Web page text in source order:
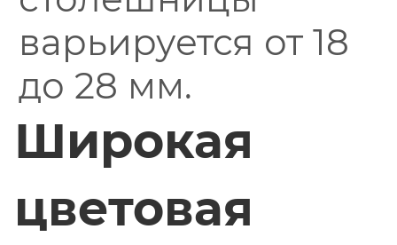
варьируется от 18
до 28 мм.
Широкая
цветовая